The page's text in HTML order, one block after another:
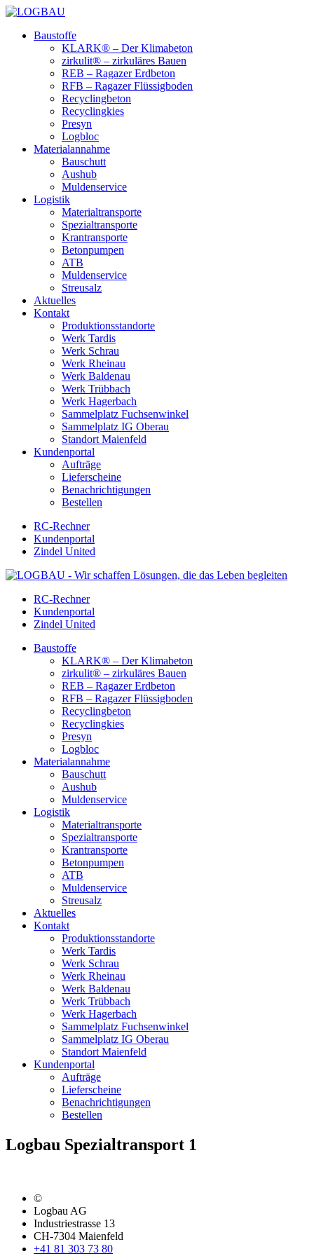
Baustoffe
KLARK® – Der Klimabeton
zirkulit® – zirkuläres Bauen
REB – Ragazer Erdbeton
RFB – Ragazer Flüssigboden
Recyclingbeton
Recyclingkies
Presyn
Logbloc
Materialannahme
Bauschutt
Aushub
Muldenservice
Logistik
Materialtransporte
Spezialtransporte
Krantransporte
Betonpumpen
ATB
Muldenservice
Streusalz
Aktuelles
Kontakt
Produktionsstandorte
Werk Tardis
Werk Schrau
Werk Rheinau
Werk Baldenau
Werk Trübbach
Werk Hagerbach
Sammelplatz Fuchsenwinkel
Sammelplatz IG Oberau
Standort Maienfeld
Kundenportal
Aufträge
Lieferscheine
Benachrichtigungen
Bestellen
RC-Rechner
Kundenportal
Zindel United
RC-Rechner
Kundenportal
Zindel United
Baustoffe
KLARK® – Der Klimabeton
zirkulit® – zirkuläres Bauen
REB – Ragazer Erdbeton
RFB – Ragazer Flüssigboden
Recyclingbeton
Recyclingkies
Presyn
Logbloc
Materialannahme
Bauschutt
Aushub
Muldenservice
Logistik
Materialtransporte
Spezialtransporte
Krantransporte
Betonpumpen
ATB
Muldenservice
Streusalz
Aktuelles
Kontakt
Produktionsstandorte
Werk Tardis
Werk Schrau
Werk Rheinau
Werk Baldenau
Werk Trübbach
Werk Hagerbach
Sammelplatz Fuchsenwinkel
Sammelplatz IG Oberau
Standort Maienfeld
Kundenportal
Aufträge
Lieferscheine
Benachrichtigungen
Bestellen
Logbau Spezialtransport 1
©
Logbau AG
Industriestrasse 13
CH-7304 Maienfeld
+41 81 303 73 80